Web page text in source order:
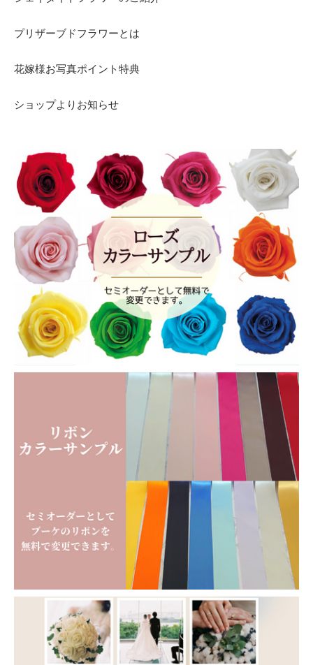
プリザーブドフラワーとは
花嫁様お写真ポイント特典
ショップよりお知らせ